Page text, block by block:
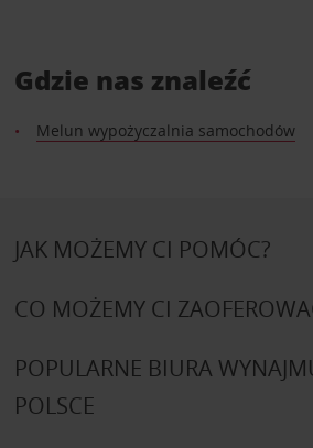
Gdzie nas znaleźć
Melun wypożyczalnia samochodów
JAK MOŻEMY CI POMÓC?
CO MOŻEMY CI
POPULARNE BIURA
POLSCE